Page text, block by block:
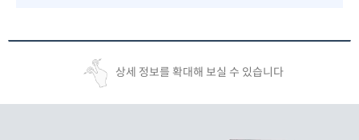
상세 정보를 확대해 보실 수 있습니다